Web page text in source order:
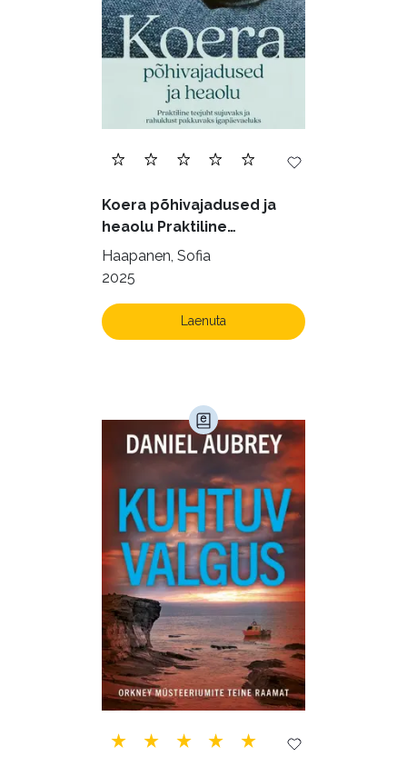
Filoloogia (121)
Filosoofia (146)
Geograafia (65)
Haridus (20)
Ilukirjandus (4255)
Krimi ja põnevik (1285)
Kultuur ja teadus (45)
Kunst ja looming (86)
Laste- ja noortekirjandus (580)
Maamajandus (24)
Majandus (34)
Perioodika (15)
Psühholoogia (184)
Rahandus (47)
Religioon (107)
Siseturvalisus (34)
Sport (52)
Tehnika (6)
Telekommunikatsioon (9)
Tervis (147)
Transport (8)
Ulme ja fantaasia (244)
Vabakasutus (423)
Õigus (22)
Koera põhivajadused ja
heaolu Praktiline
käsiraamat sujuvaks ja
rahuldust pakkuvaks
Haapanen, Sofia
2025
Laenuta